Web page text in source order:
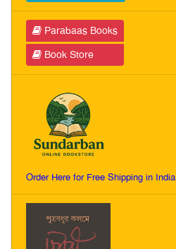
Parabaas Books
Book Store
Order Here for Free Shipping in India